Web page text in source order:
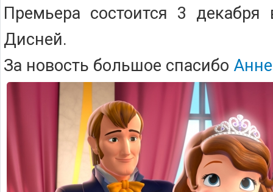
Премьера состоится 3
Дисней.
За новость большое спасибо